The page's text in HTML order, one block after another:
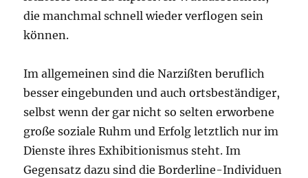
die manchmal schnell wieder verflogen sein
können.
Im allgemeinen sind die Narzißten beruflich
besser eingebunden und auch ortsbeständiger,
selbst wenn der gar nicht so selten erworbene
große soziale Ruhm und Erfolg letztlich nur im
Dienste ihres Exhibitionismus steht. Im
Gegensatz dazu sind die Borderline-Individuen